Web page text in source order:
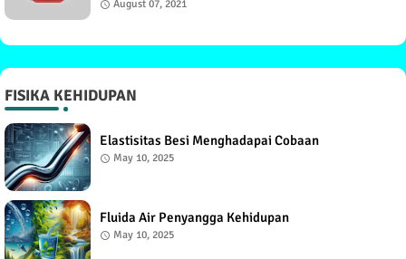
August 07, 2021
FISIKA KEHIDUPAN
Elastisitas Besi Menghadapai Cobaan
May 10, 2025
Fluida Air Penyangga Kehidupan
May 10, 2025